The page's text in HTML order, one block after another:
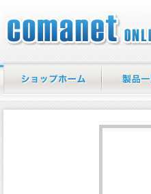
ホーム 商品一覧